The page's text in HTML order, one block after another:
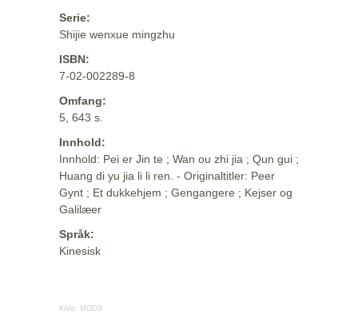
Serie:
Shijie wenxue mingzhu
ISBN:
7-02-002289-8
Omfang:
5, 643 s.
Innhold:
Innhold: Pei er Jin te ; Wan ou zhi jia ; Qun gui ;
Huang di yu jia li li ren. - Originaltitler: Peer
Gynt ; Et dukkehjem ; Gengangere ; Kejser og
Galilæer
Språk:
Kinesisk
Kilde: MODS